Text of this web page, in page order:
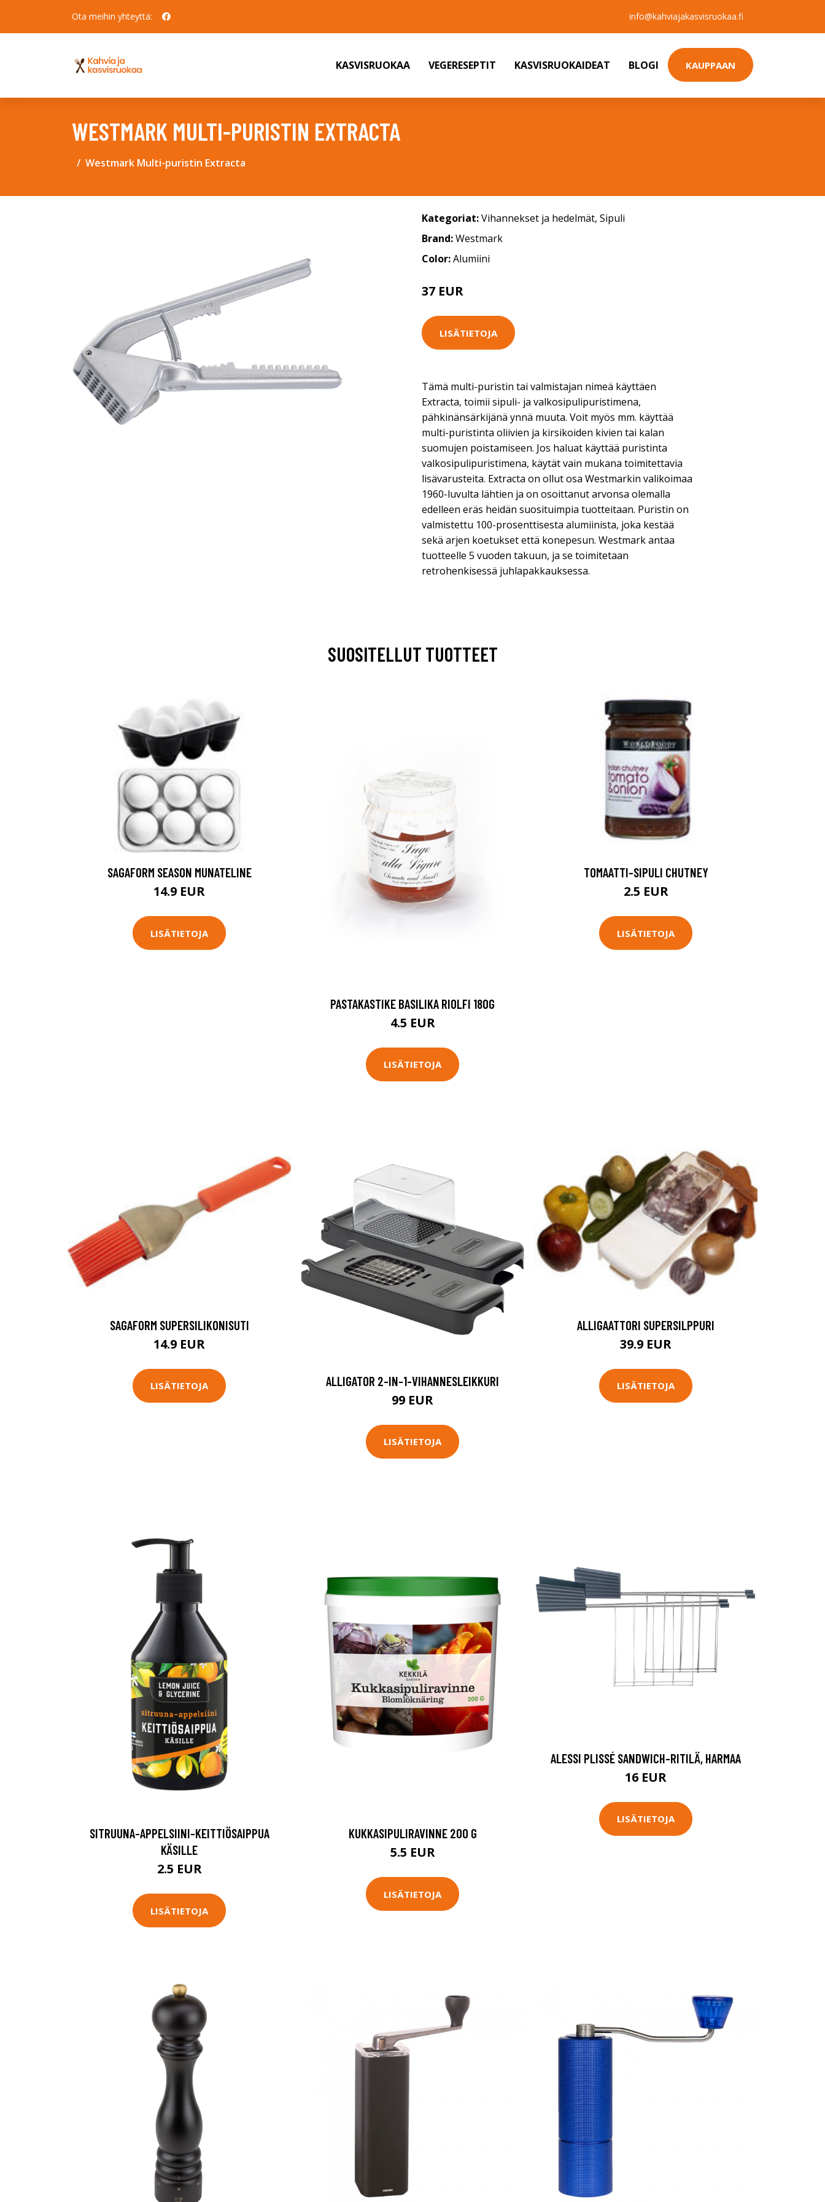
Ota meihin yhteyttä: info@kahviajakasvisruokaa.fi
KASVISRUOKAA VEGERESEPTIT KASVISRUOKAIDEAT BLOGI KAUPPAAN
WESTMARK MULTI-PURISTIN EXTRACTA
Westmark Multi-puristin Extracta
Kategoriat:Vihannekset ja hedelmät, Sipuli
Brand:Westmark
Color:Alumiini
37 EUR
LISÄTIETOJA
Tämä multi-puristin tai valmistajan nimeä käyttäen
Extracta, toimii sipuli- ja valkosipulipuristimena,
pähkinänsärkijänä ynnä muuta. Voit myös mm. käyttää
multi-puristinta oliivien ja kirsikoiden kivien tai kalan
suomujen poistamiseen. Jos haluat käyttää puristinta
valkosipulipuristimena, käytät vain mukana toimitettavia
lisävarusteita. Extracta on ollut osa Westmarkin valikoimaa
1960-luvulta lähtien ja on osoittanut arvonsa olemalla
edelleen eräs heidän suosituimpia tuotteitaan. Puristin on
valmistettu 100-prosenttisesta alumiinista, joka kestää
sekä arjen koetukset että konepesun. Westmark antaa
tuotteelle 5 vuoden takuun, ja se toimitetaan
retrohenkisessä juhlapakkauksessa.
SUOSITELLUT TUOTTEET
SAGAFORM SEASON MUNATELINE
14.9 EUR
LISÄTIETOJA
PASTAKASTIKE BASILIKA RIOLFI 180G
4.5 EUR
LISÄTIETOJA
TOMAATTI-SIPULI CHUTNEY
2.5 EUR
LISÄTIETOJA
SAGAFORM SUPERSILIKONISUTI
14.9 EUR
LISÄTIETOJA ALLIGATOR 2-IN-1-VIHANNESLEIKKURI
99 EUR
LISÄTIETOJA
ALLIGAATTORI SUPERSILPPURI
39.9 EUR
LISÄTIETOJA
SITRUUNA-APPELSIINI-KEITTIÖSAIPPUA
KÄSILLE
2.5 EUR
LISÄTIETOJA
KUKKASIPULIRAVINNE 200 G
5.5 EUR
LISÄTIETOJA
ALESSI PLISSÉ SANDWICH-RITILÄ, HARMAA
16 EUR
LISÄTIETOJA